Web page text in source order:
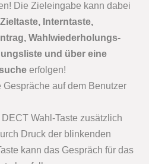
Die Zieleingabe kann dabei
Interntaste,
Wahlwiederholungs-
und über eine
erfolgen!
Gespräche auf dem Benutzer
Wahl-Taste zusätzlich
Druck der blinkenden
kann das Gespräch für das